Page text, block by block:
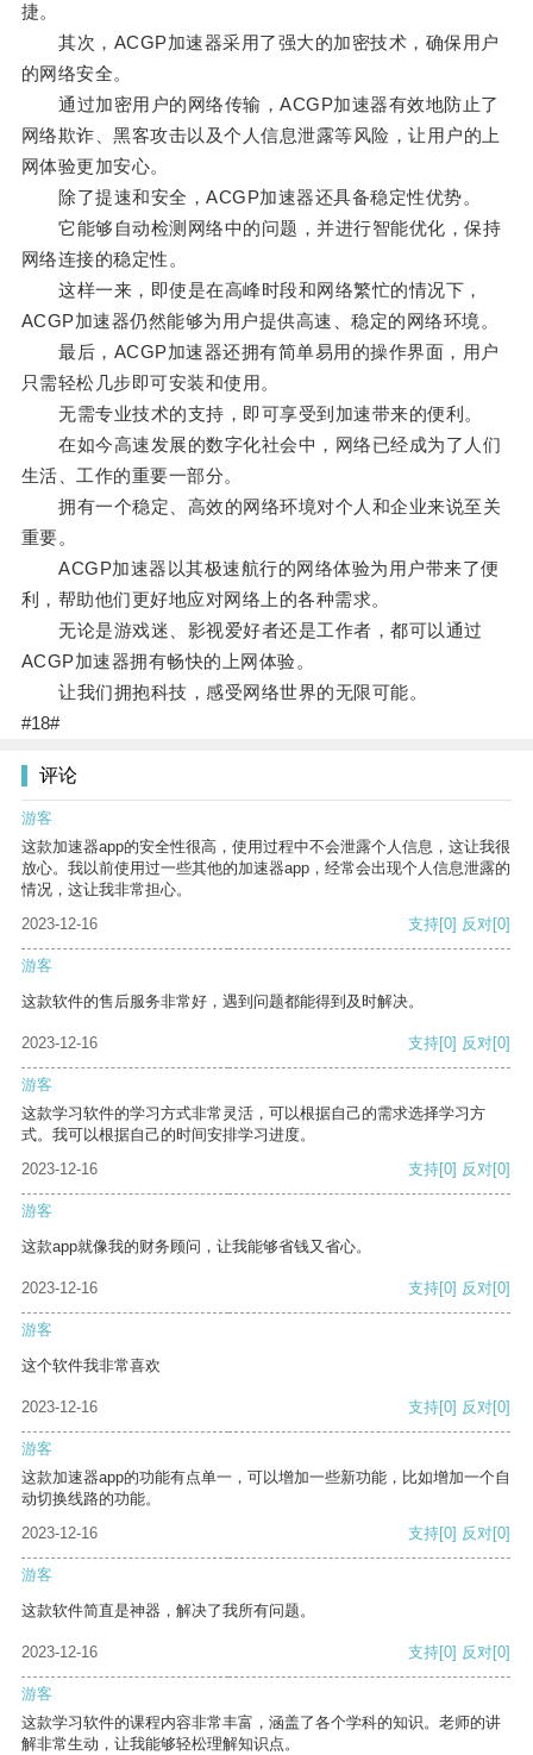
捷。
其次，ACGP加速器采用了强大的加密技术，确保用户
的网络安全。
通过加密用户的网络传输，ACGP加速器有效地防止了
网络欺诈、黑客攻击以及个人信息泄露等风险，让用户的上
网体验更加安心。
除了提速和安全，ACGP加速器还具备稳定性优势。
它能够自动检测网络中的问题，并进行智能优化，保持
网络连接的稳定性。
这样一来，即使是在高峰时段和网络繁忙的情况下，
ACGP加速器仍然能够为用户提供高速、稳定的网络环境。
最后，ACGP加速器还拥有简单易用的操作界面，用户
只需轻松几步即可安装和使用。
无需专业技术的支持，即可享受到加速带来的便利。
在如今高速发展的数字化社会中，网络已经成为了人们
生活、工作的重要一部分。
拥有一个稳定、高效的网络环境对个人和企业来说至关
重要。
ACGP加速器以其极速航行的网络体验为用户带来了便
利，帮助他们更好地应对网络上的各种需求。
无论是游戏迷、影视爱好者还是工作者，都可以通过
ACGP加速器拥有畅快的上网体验。
让我们拥抱科技，感受网络世界的无限可能。
#18#
评论
游客
这款加速器app的安全性很高，使用过程中不会泄露个人信息，这让我很
放心。我以前使用过一些其他的加速器app，经常会出现个人信息泄露的
情况，这让我非常担心。
2023-12-16
支持[0] 反对[0]
游客
这款软件的售后服务非常好，遇到问题都能得到及时解决。
2023-12-16 支持[0] 反对[0]
游客
这款学习软件的学习方式非常灵活，可以根据自己的需求选择学习方
式。我可以根据自己的时间安排学习进度。
2023-12-16
支持[0] 反对[0]
游客
这款app就像我的财务顾问，让我能够省钱又省心。
2023-12-16 支持[0] 反对[0]
游客
这个软件我非常喜欢
2023-12-16 支持[0] 反对[0]
游客
这款加速器app的功能有点单一，可以增加一些新功能，比如增加一个自
动切换线路的功能。
2023-12-16
支持[0] 反对[0]
游客
这款软件简直是神器，解决了我所有问题。
2023-12-16 支持[0] 反对[0]
游客
这款学习软件的课程内容非常丰富，涵盖了各个学科的知识。老师的讲
解非常生动，让我能够轻松理解知识点。